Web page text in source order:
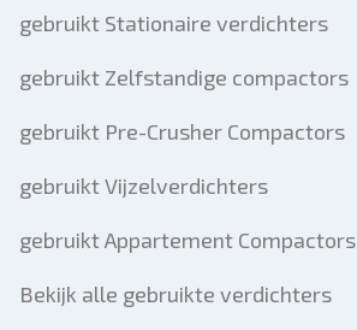
gebruikt Stationaire verdichters
gebruikt Zelfstandige compactors
gebruikt Pre-Crusher Compactors
gebruikt Vijzelverdichters
gebruikt Appartement Compactors
Bekijk alle gebruikte verdichters